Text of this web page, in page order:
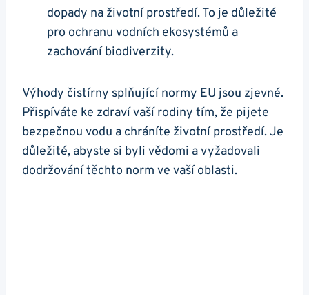
dopady na životní prostředí. To je důležité
pro ochranu vodních ekosystémů a
zachování biodiverzity.
Výhody čistírny splňující normy EU jsou zjevné.
Přispíváte ke zdraví vaší rodiny tím, že pijete
bezpečnou vodu a chráníte životní prostředí. Je
důležité, abyste si byli vědomi a vyžadovali
dodržování těchto norm ve vaší oblasti.